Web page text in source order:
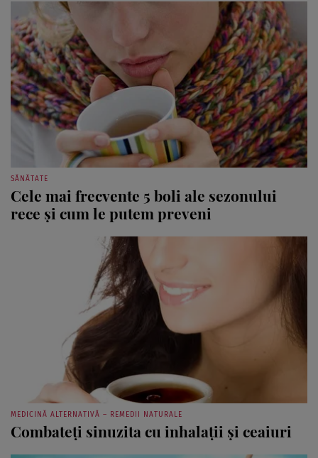
SĂNĂTATE
Cele mai frecvente 5 boli ale sezonului
rece şi cum le putem preveni
MEDICINĂ ALTERNATIVĂ – REMEDII NATURALE
Combateţi sinuzita cu inhalaţii şi ceaiuri